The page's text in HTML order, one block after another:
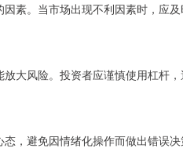
素。当市场出现不利因素时，应及
大风险。投资者应谨慎使用杠杆，
，避免因情绪化操作而做出错误决